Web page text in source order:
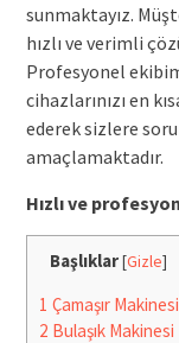
sunmaktayız.
hızlı ve verimli
Profesyonel
cihazlarınızı en
ederek sizlere
amaçlamaktadır.
Hızlı ve
Başlıklar[Gizle]
1 Çamaşır Makinesi
2 Bulaşık Makinesi